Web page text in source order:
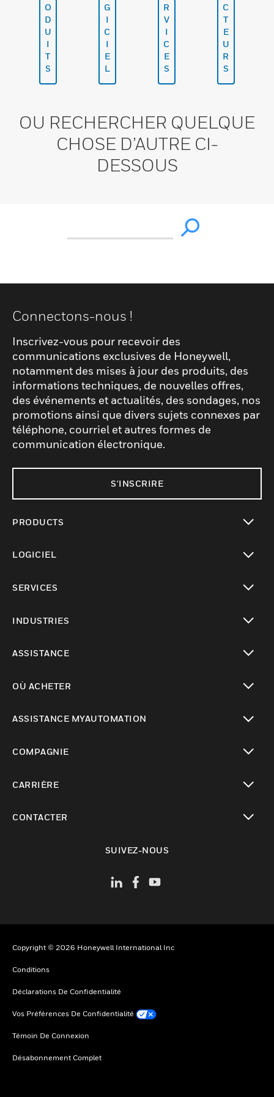
O
D
U
I
T
S
G
I
C
I
E
L
R
V
I
C
E
S
C
T
E
U
R
S
OU RECHERCHER QUELQUE
CHOSE D’AUTRE CI-
DESSOUS
Connectons-nous !
Inscrivez-vous pour recevoir des
communications exclusives de Honeywell,
notamment des mises à jour des produits, des
informations techniques, de nouvelles offres,
des événements et actualités, des sondages, nos
promotions ainsi que divers sujets connexes par
téléphone, courriel et autres formes de
communication électronique.
S'INSCRIRE
PRODUCTS
LOGICIEL
SERVICES
INDUSTRIES
ASSISTANCE
OÙ ACHETER
ASSISTANCE MYAUTOMATION
COMPAGNIE
CARRIÈRE
CONTACTER
SUIVEZ-NOUS
Copyright © 2026 Honeywell International Inc
Conditions
Déclarations De Confidentialité
Vos Préférences De Confidentialité
Témoin De Connexion
Désabonnement Complet